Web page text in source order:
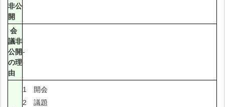
非公
開
会
議非
公開
の理
由
-
1 開会
2 議題